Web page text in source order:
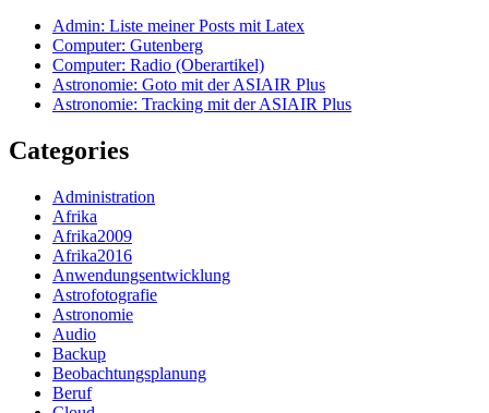
Admin: Liste meiner Posts mit Latex
Computer: Gutenberg
Computer: Radio (Oberartikel)
Astronomie: Goto mit der ASIAIR Plus
Astronomie: Tracking mit der ASIAIR Plus
Categories
Administration
Afrika
Afrika2009
Afrika2016
Anwendungsentwicklung
Astrofotografie
Astronomie
Audio
Backup
Beobachtungsplanung
Beruf